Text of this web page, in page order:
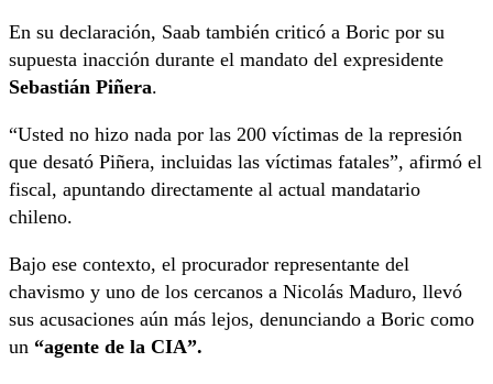
En su declaración, Saab también criticó a Boric por su
supuesta inacción durante el mandato del expresidente
Sebastián Piñera.
“Usted no hizo nada por las 200 víctimas de la represión
que desató Piñera, incluidas las víctimas fatales”, afirmó el
fiscal, apuntando directamente al actual mandatario
chileno.
Bajo ese contexto, el procurador representante del
chavismo y uno de los cercanos a Nicolás Maduro, llevó
sus acusaciones aún más lejos, denunciando a Boric como
un “agente de la CIA”.